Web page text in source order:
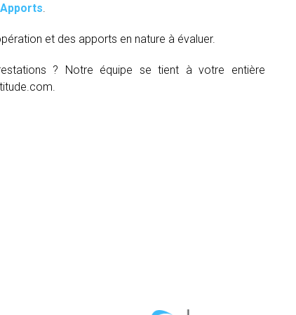
.
et des apports en nature à évaluer.
? Notre équipe se tient à votre entière